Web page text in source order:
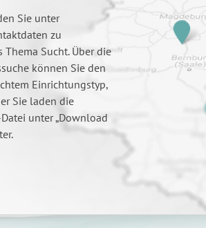
Sie unter
zu
Sucht. Über die
können Sie den
Einrichtungstyp,
Sie laden die
unter „Download